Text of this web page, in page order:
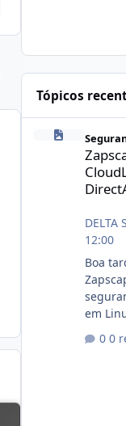
Tópicos
Zapscape (CVE-
DELTA
12:00
Boa
em
ents/
0